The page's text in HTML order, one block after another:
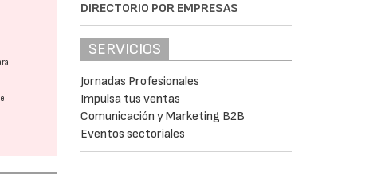
DIRECTORIO POR EMPRESAS
SERVICIOS
Jornadas Profesionales
Impulsa tus ventas
Comunicación y Marketing B2B
Eventos sectoriales